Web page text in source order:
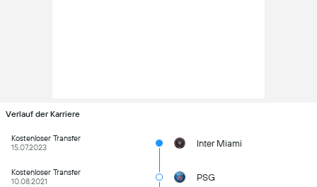
Verlauf der Karriere
Kostenloser Transfer
15.07.2023
Inter Miami
Kostenloser Transfer
10.08.2021
PSG